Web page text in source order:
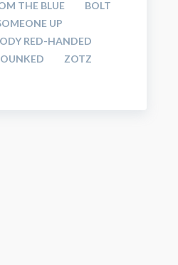
THE BLUE
BOLT
UP
RED-HANDED
ZOTZ